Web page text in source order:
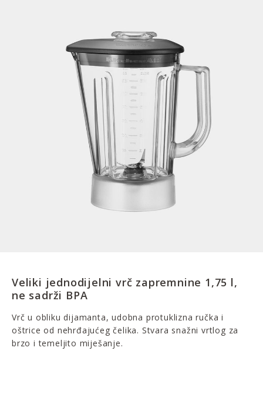
Veliki jednodijelni vrč zapremnine 1,75 l,
ne sadrži BPA
Vrč u obliku dijamanta, udobna protuklizna ručka i
oštrice od nehrđajućeg čelika. Stvara snažni vrtlog za
brzo i temeljito miješanje.